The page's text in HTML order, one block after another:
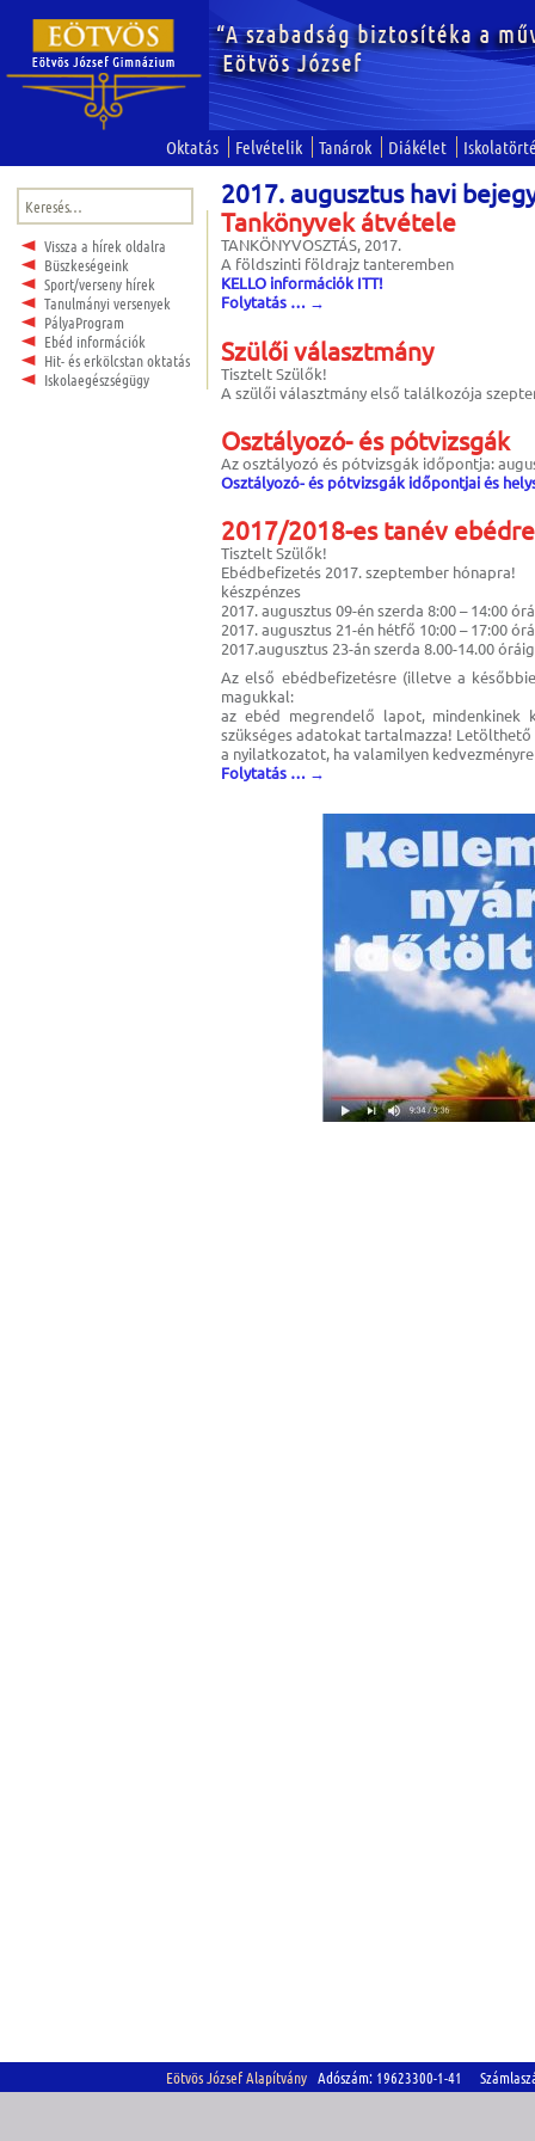
Oktatás Felvételik Tanárok Diákélet
Keresés:
Vissza a hírek oldalra
Büszkeségeink
Sport/verseny hírek
Tanulmányi versenyek
PályaProgram
Ebéd információk
Hit- és erkölcstan oktatás
Iskolaegészségügy
2017. augusztus havi
Tankönyvek átvétele
TANKÖNYVOSZTÁS, 2017.
A földszinti földrajz tanteremben
KELLO információk ITT!
Folytatás … →
Szülői választmány
Tisztelt Szülők!
A szülői választmány első találkozója
Osztályozó- és pótvizsgák
Az osztályozó és pótvizsgák időpontja:
Osztályozó- és pótvizsgák időpontjai és
2017/2018-es tanév
Tisztelt Szülők!
Ebédbefizetés 2017. szeptember hónapra!
készpénzes
2017. augusztus 09-én szerda 8:00 – 14:00
2017. augusztus 21-én hétfő 10:00 – 17:00
2017.augusztus 23-án szerda 8.00-14.00 óráig
Az első ebédbefizetésre (illetve a
magukkal:
az ebéd megrendelő lapot,
szükséges adatokat tartalmazza! Letölthető
a nyilatkozatot, ha valamilyen
Folytatás … →
Eötvös József Alapítvány Adószám: 19623300-1-41